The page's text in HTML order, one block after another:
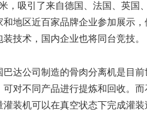
，吸引了来自德国、法国、英国
和地区近百家品牌企业参加展示，
技术，国内企业也将同台竞技。
达公司制造的骨肉分离机是目前
对不同产品进行提炼和回收。
装机可以在真空状态下完成灌装